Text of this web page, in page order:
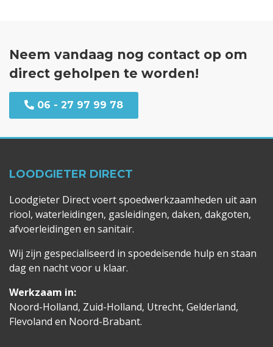
Neem vandaag nog contact op om
direct geholpen te worden!
06 - 27 97 99 78
LOODGIETER DIRECT
Loodgieter Direct voert spoedwerkzaamheden uit aan
riool, waterleidingen, gasleidingen, daken, dakgoten,
afvoerleidingen en sanitair.
Wij zijn gespecialiseerd in spoedeisende hulp en staan
dag en nacht voor u klaar.
Werkzaam in:
Noord-Holland, Zuid-Holland, Utrecht, Gelderland,
Flevoland en Noord-Brabant.